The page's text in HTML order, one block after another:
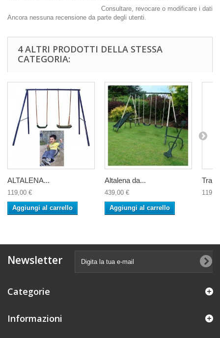
Consultare, revocare o modificare i dati
Ancora nessuna recensione da parte degli utenti.
4 ALTRI PRODOTTI DELLA STESSA
CATEGORIA:
ALTALENA...
119,00 €
Aggiungi al carrello
Altalena da...
439,00 €
Aggiungi al carrello
Newsletter
Categorie
Informazioni